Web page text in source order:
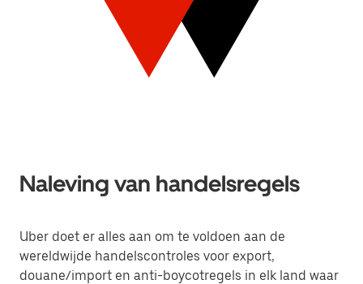
Naleving van handelsregels
Uber doet er alles aan om te voldoen aan de
wereldwijde handelscontroles voor export,
douane/import en anti-boycotregels in elk land waar